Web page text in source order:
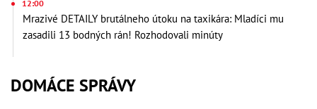
12:00
Mrazivé DETAILY brutálneho útoku na taxikára: Mladíci mu
zasadili 13 bodných rán! Rozhodovali minúty
DOMÁCE SPRÁVY